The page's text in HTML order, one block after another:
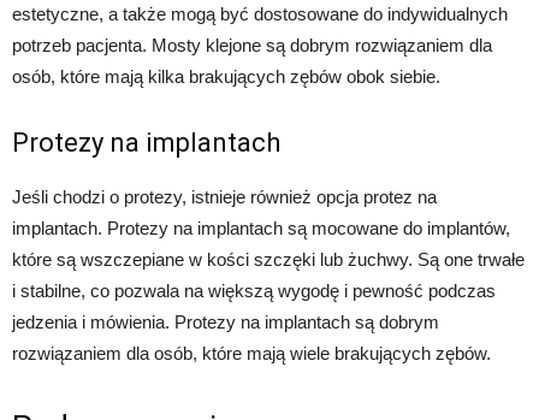
estetyczne, a także mogą być dostosowane do indywidualnych
potrzeb pacjenta. Mosty klejone są dobrym rozwiązaniem dla
osób, które mają kilka brakujących zębów obok siebie.
Protezy na implantach
Jeśli chodzi o protezy, istnieje również opcja protez na
implantach. Protezy na implantach są mocowane do implantów,
które są wszczepiane w kości szczęki lub żuchwy. Są one trwałe
i stabilne, co pozwala na większą wygodę i pewność podczas
jedzenia i mówienia. Protezy na implantach są dobrym
rozwiązaniem dla osób, które mają wiele brakujących zębów.